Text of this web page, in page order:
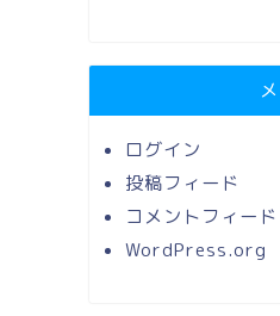
ログイン
投稿フィード
コメントフィード
WordPress.org